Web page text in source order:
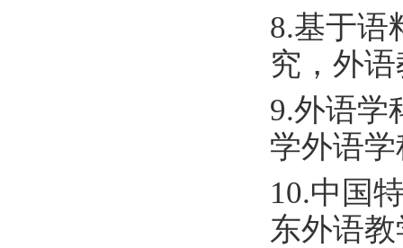
8.基于语
究，外
9.外语学
学外语
10.中国
东外语